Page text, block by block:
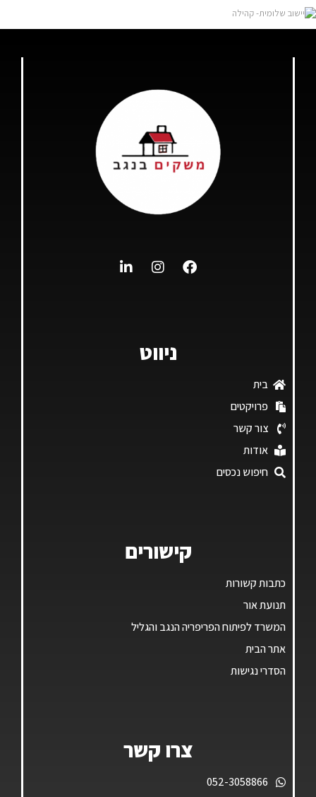
ניווט
בית
פרויקטים
צור קשר
אודות
חיפוש נכסים
קישורים
כתבות קשורות
תנועת אור
המשרד לפיתוח הפריפריה הנגב והגליל
אתר הבית
הסדרי נגישות
צרו קשר
052-3058866